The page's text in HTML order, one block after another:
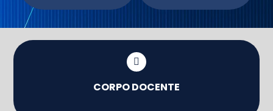
CORPO DOCENTE